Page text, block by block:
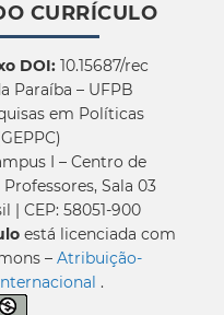
CURRÍCULO
DOI:10.15687/rec
Paraíba – UFPB
em Políticas
I – Centro de
Sala 03
| CEP: 58051-900
está licenciada com
– Atribuição-
.